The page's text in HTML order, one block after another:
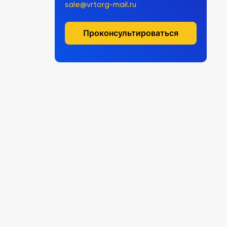
sale@vrtorg-mail.ru
Проконсультироваться